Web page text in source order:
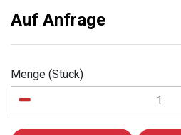
Auf Anfrage
Menge (Stück)